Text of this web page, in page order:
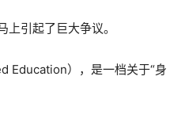
引起了巨大争议。
Education），是一档关于“身